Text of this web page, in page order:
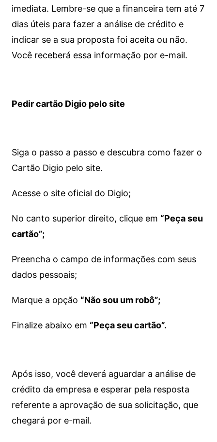
imediata. Lembre-se que a financeira tem até 7
dias úteis para fazer a análise de crédito e
indicar se a sua proposta foi aceita ou não.
Você receberá essa informação por e-mail.
Pedir cartão Digio pelo site
Siga o passo a passo e descubra como fazer o
Cartão Digio pelo site.
Acesse o site oficial do Digio;
No canto superior direito, clique em “Peça seu
cartão”;
Preencha o campo de informações com seus
dados pessoais;
Marque a opção “Não sou um robô”;
Finalize abaixo em “Peça seu cartão”.
Após isso, você deverá aguardar a análise de
crédito da empresa e esperar pela resposta
referente a aprovação de sua solicitação, que
chegará por e-mail.